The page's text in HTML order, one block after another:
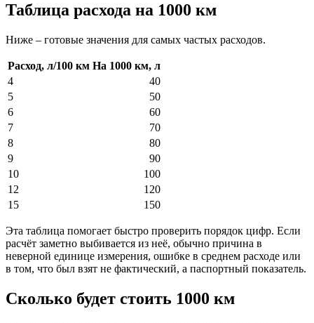
Таблица расхода на 1000 км
Ниже – готовые значения для самых частых расходов.
Расход, л/100 км На 1000 км, л
4
40
5
50
6
60
7
70
8
80
9
90
10
100
12
120
15
150
Эта таблица помогает быстро проверить порядок цифр. Если
расчёт заметно выбивается из неё, обычно причина в
неверной единице измерения, ошибке в среднем расходе или
в том, что был взят не фактический, а паспортный показатель.
Сколько будет стоить 1000 км